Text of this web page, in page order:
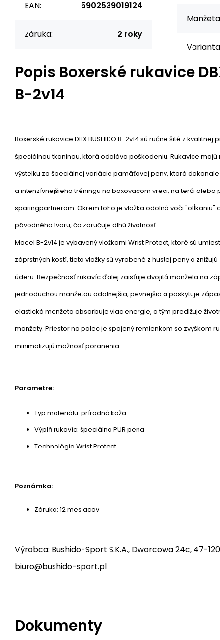
EAN: 5902539019124
Záruka: 2 roky
Popis Boxerské rukavice
B-2v14
Boxerské rukavice DBX BUSHIDO B-2v14 sú ručne šité z
špeciálnou tkaninou, ktorá odoláva poškodeniu. Rukavice
výstelku zo špeciálnej variácie pamäťovej peny, ktorá
a intenzívnejšieho tréningu na boxovacom vreci, na terči alebo
sparingpartnerom. Okrem toho je vložka odolná voči "otĺkaniu"
pôvodného tvaru, čo zaručuje dlhú životnosť.
Model B-2v14 je vybavený vložkami Wrist Protect, ktoré sú
záprstných kostí, tieto vložky sú vyrobené z hustej peny a
úderu. Bezpečnosť rukavíc ďalej zaisťuje dvojitá manžeta na
jednoduchou manžetou odolnejšia, pevnejšia a poskytuje
elastická manžeta absorbuje viac energie, a tým predlžuje
manžety. Priestor na palec je spojený remienkom so zvyškom
minimalizujú možnosť poranenia.
Parametre:
Typ materiálu: prírodná koža
Výplň rukavíc: špeciálna PUR pena
Technológia Wrist Protect
Poznámka:
Záruka: 12 mesiacov
Výrobca: Bushido-Sport S.K.A., Dworcowa 24c, 47-
biuro@bushido-sport.pl
Dokumenty